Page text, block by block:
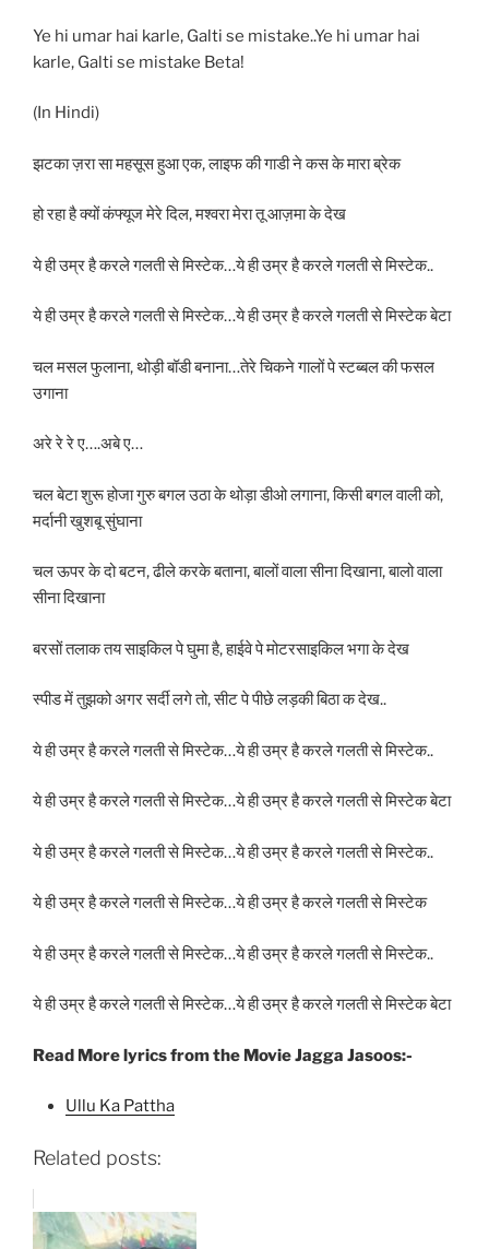
Ye hi umar hai karle, Galti se mistake..Ye hi umar hai
karle, Galti se mistake Beta!
(In Hindi)
झटका ज़रा सा महसूस हुआ एक, लाइफ की गाडी ने कस के मारा ब्रेक
हो रहा है क्यों कंफ्यूज मेरे दिल, मश्वरा मेरा तू आज़मा के देख
ये ही उम्र है करले गलती से मिस्टेक…ये ही उम्र है करले गलती से मिस्टेक..
ये ही उम्र है करले गलती से मिस्टेक…ये ही उम्र है करले गलती से मिस्टेक बेटा
चल मसल फुलाना, थोड़ी बॉडी बनाना…तेरे चिकने गालों पे स्टब्बल की फसल
उगाना
अरे रे रे ए….अबे ए…
चल बेटा शुरू होजा गुरु बगल उठा के थोड़ा डीओ लगाना, किसी बगल वाली को,
मर्दानी खुशबू सुंघाना
चल ऊपर के दो बटन, ढीले करके बताना, बालों वाला सीना दिखाना, बालो वाला
सीना दिखाना
बरसों तलाक तय साइकिल पे घुमा है, हाईवे पे मोटरसाइकिल भगा के देख
स्पीड में तुझको अगर सर्दी लगे तो, सीट पे पीछे लड़की बिठा क देख..
ये ही उम्र है करले गलती से मिस्टेक…ये ही उम्र है करले गलती से मिस्टेक..
ये ही उम्र है करले गलती से मिस्टेक…ये ही उम्र है करले गलती से मिस्टेक बेटा
ये ही उम्र है करले गलती से मिस्टेक…ये ही उम्र है करले गलती से मिस्टेक..
ये ही उम्र है करले गलती से मिस्टेक…ये ही उम्र है करले गलती से मिस्टेक
ये ही उम्र है करले गलती से मिस्टेक…ये ही उम्र है करले गलती से मिस्टेक..
ये ही उम्र है करले गलती से मिस्टेक…ये ही उम्र है करले गलती से मिस्टेक बेटा
Read More lyrics from the Movie Jagga Jasoos:-
Ullu Ka Pattha
Related posts: